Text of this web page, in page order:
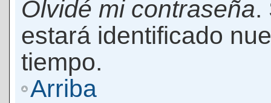
Olvidé mi contraseña.
estará identificado
tiempo.
Arriba